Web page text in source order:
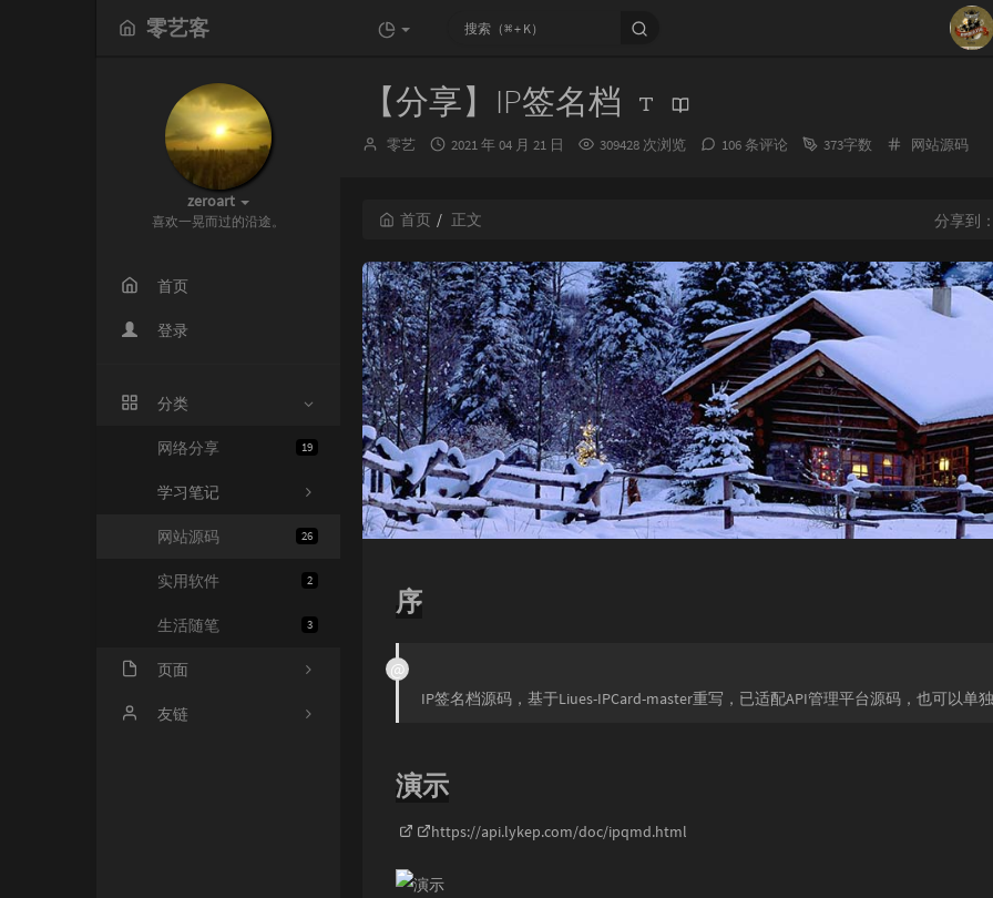
零艺客
5
zeroart
喜欢一晃而过的沿途。
首页
登录
分类
19
网络分享
学习笔记
26
网站源码
2
实用软件
3
生活随笔
页面
进行事宜
友链
【分享】IP签名档
博
零艺
发
2021 年 04 月 21 日 309428 次浏览 106 条评论 373字数
分
网站源码
首页 正文 分享到
序
IP签名档源码，基于Liues-IPCard-master重写，已适配API管理平台源码，也可以单
演示
https://api.lykep.com/doc/ipqmd.html